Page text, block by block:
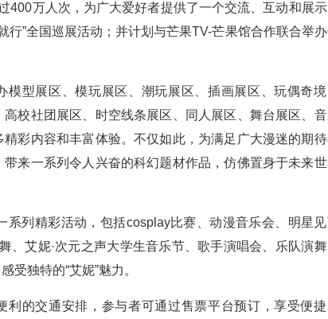
400万人次，为广大爱好者提供了一个交流、互动和展
”全国巡展活动；并计划与芒果TV-芒果馆合作联合举
模型展区、模玩展区、潮玩展区、插画展区、玩偶奇
校社团展区、时空线条展区、同人展区、舞台展区、
彩内容和丰富体验。不仅如此，为满足广大漫迷的期
来一系列令人兴奋的科幻题材作品，仿佛置身于未来
列精彩活动，包括cosplay比赛、动漫音乐会、明星
艾妮·次元之声大学生音乐节、歌手演唱会、乐队演舞
受独特的“艾妮”魅力。
利的交通安排，参与者可通过售票平台预订，享受便